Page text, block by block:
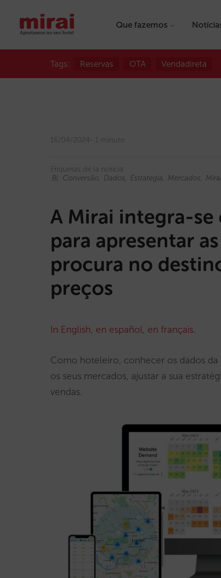
Que fazemos
Tags: Reservas OTA Vendadireta
16/04/2024 1 minuto
Etiquetas de la noticia:
Bi
Conversão Dados Estrategia Mercados
A Mirai integra-
para apresentar
procura no
preços
In English, en español, en français.
Como hoteleiro, conhecer os dados
os seus mercados, ajustar a sua
vendas.